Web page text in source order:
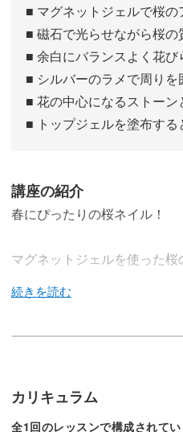
■ マグネットジェルで桜
■ 磁石で光らせながら桜
■ 余白にバランスよく花び
■ シルバーのラメで周りを
■ 花の中心になるストー
■ トップジェルを塗布する
講座の紹介
春にぴったりの桜ネイル！
マグネットジェルを使った桜
ほんのりピンクなお花がその
カリキュラム
全1回のレッスンで構成されてい